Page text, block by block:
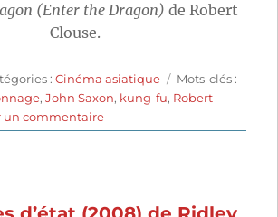
(Enter the Dragon) de Robert
Clouse.
:Cinéma asiatique Étiquettes
Mots-clés :
,John Saxon, kung-fu, Robert
un commentairesur
Opération
Robert